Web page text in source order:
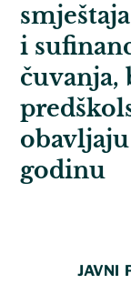
i
čuvanja,
godinu
JAVNI